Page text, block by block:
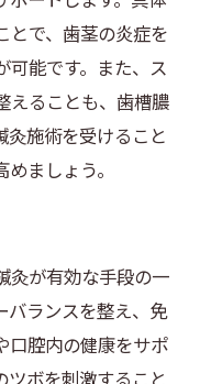
とで、歯茎の炎症を
可能です。また、ス
えることも、歯槽膿
灸施術を受けること
ましょう。
灸が有効な手段の一
バランスを整え、免
口腔内の健康をサポ
ツボを刺激すること